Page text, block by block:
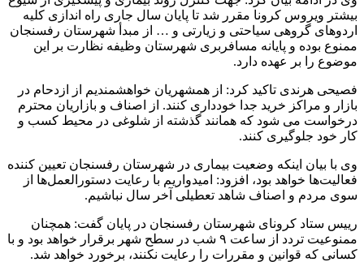
بیشتر ویروس کرونا مقرر شد تا پایان سال جاری راه اندازی کلیه
اردوهای گروهی سیاحتی و زیارتی و … از مبدأ شهرستان رفسنجان
ممنوع بوده و پایانه مسافربری شهرستان وظیفه نظارت بر این
موضوع را بر عهده دارد.
فصیحی هرندی تاکید کرد: از همشهریان خواهشمندیم از ازدحام در
بازار و مراکز خرید جدا خودداری کنند. از اصناف و بازاریان محترم
درخواست می شود که همانند گذشته از شلوغی در محیط کسب و
کار خود جلوگیری کنند.
وی با بیان اینکه وضعیت بیماری در شهرستان رفسنجان تعیین کننده
فعالیت‌ها خواهد بود، افزود: امیدواریم با رعایت دستورالعمل‌ها از
سوی مردم و اصناف شاهد تعطیلی آخر سال نباشیم.
رییس ستاد کرونای شهرستان رفسنجان در پایان گفت: همچنان
ممنوعیت تردد از ساعت ۹ شب در سطح شهر برقرار خواهد بود و با
کسانی که قوانین و مقررات را رعایت نکنند، برخورد خواهد شد.